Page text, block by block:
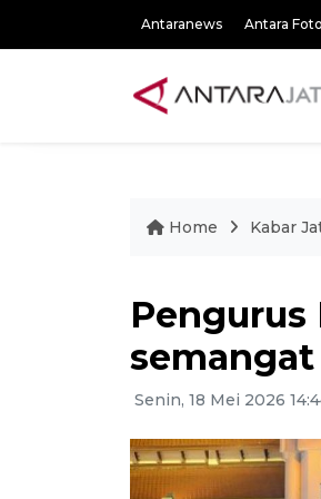
Antaranews Antara Foto
Home Kabar
Pengurus
Senin, 18 Mei 2026